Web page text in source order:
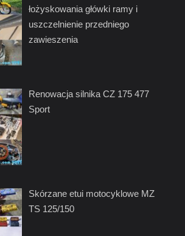
łożyskowania główki ramy i
uszczelnienie przedniego
zawieszenia
Renowacja silnika CZ 175 477
Sport
Skórzane etui motocyklowe MZ
TS 125/150